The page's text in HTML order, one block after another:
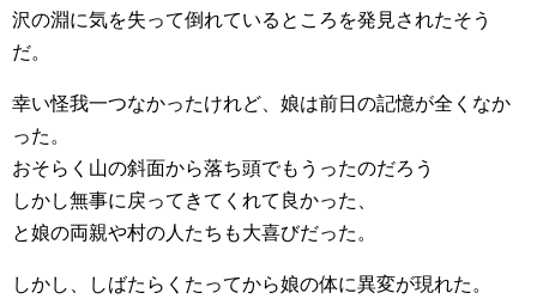
沢の淵に気を失って倒れているところを発見されたそう
だ。
幸い怪我一つなかったけれど、娘は前日の記憶が全くなか
った。
おそらく山の斜面から落ち頭でもうったのだろう
しかし無事に戻ってきてくれて良かった、
と娘の両親や村の人たちも大喜びだった。
しかし、しばたらくたってから娘の体に異変が現れた。